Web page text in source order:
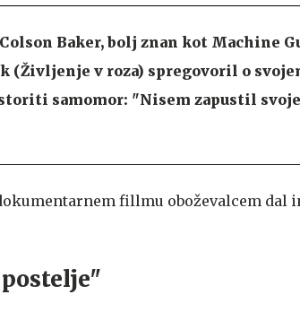
Baker, bolj znan kot Machine
(Življenje v roza) spregovoril o
samomor: "Nisem zapustil
fillmu oboževalcem dal